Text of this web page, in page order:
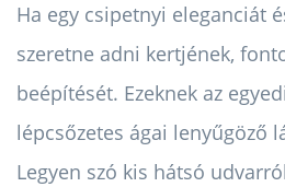
Ha egy csipetnyi eleganciát
szeretne adni kertjének,
beépítését. Ezeknek az
lépcsőzetes ágai lenyűgöző
Legyen szó kis hátsó